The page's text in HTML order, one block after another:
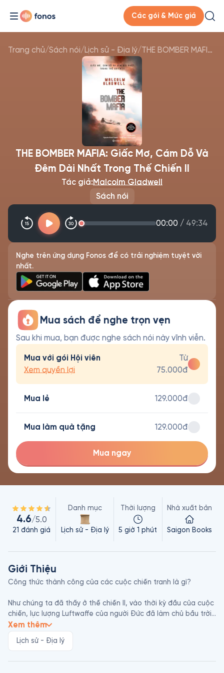
Các gói & Mức giá
Trang chủ/Sách nói/Lịch sử - Địa lý/ THE BOMBER MAFIA: Giấc Mơ, Cám Dỗ Và Đêm Dài Nhất Trong Thế Chiến II
Sách nói
THE BOMBER MAFIA: Giấc Mơ, Cám Dỗ Và
Đêm Dài Nhất Trong Thế Chiến II
Tác giả:Malcolm Gladwell
00:00 / 49:34
Nghe trên ứng dụng Fonos để có trải nghiệm tuyệt vời
nhất.
Mua sách để nghe trọn vẹn
Sau khi mua, bạn được nghe sách nói này vĩnh viễn.
Mua với gói Hội viên
Xem quyền lợi
Từ
75.000đ
Mua lẻ 129.000đ
Mua làm quà tặng 129.000đ
Mua ngay
4.6/5.0
21 đánh giá
Danh mục
Lịch sử - Địa lý
Thời lượng
5 giờ 1 phút
Nhà xuất bản
Saigon Books
Giới Thiệu
Công thức thành công của các cuộc chiến tranh là gì?
Như chúng ta đã thấy ở thế chiến II, vào thời kỳ đầu của cuộc
chiến, lực lượng Luftwaffe của người Đức đã làm chủ bầu trời
Châu Âu, trong khi ở mặt trận Thái Bình Dương, các chiến đấu
tính cơ động. Nhưng khi cuộc chiến đến hồi kết, những chiếc
Xem thêm
Lịch sử - Địa lý